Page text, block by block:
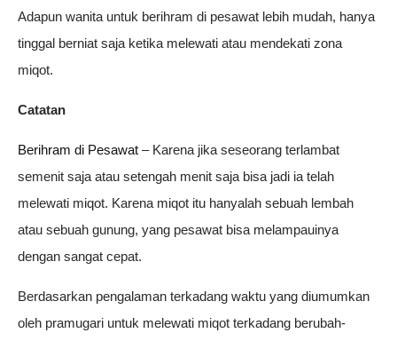
Adapun wanita untuk berihram di pesawat lebih mudah, hanya
tinggal berniat saja ketika melewati atau mendekati zona
miqot.
Catatan
Berihram di Pesawat – Karena jika seseorang terlambat
semenit saja atau setengah menit saja bisa jadi ia telah
melewati miqot. Karena miqot itu hanyalah sebuah lembah
atau sebuah gunung, yang pesawat bisa melampauinya
dengan sangat cepat.
Berdasarkan pengalaman terkadang waktu yang diumumkan
oleh pramugari untuk melewati miqot terkadang berubah-